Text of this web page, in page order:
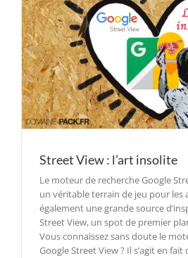
Street View : l’art insolite
Le moteur de recherche Google
un véritable terrain de jeu pour les
également une grande source
Street View, un spot de premier
Vous connaissez sans doute le
Google Street View ? Il s’agit en fait